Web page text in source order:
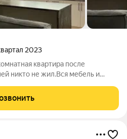
2023
квартира после
никто не жил.Вся мебель и
машины, встроенный
и духовой